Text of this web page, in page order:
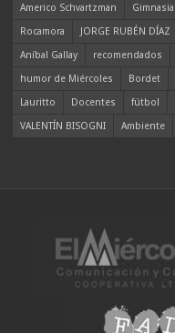
Americo Schvartzman Gimnasia
Rocamora
JORGE RUBÉN DÍAZ
Aníbal Gallay
recomendados
humor de Miércoles
Bordet
Lauritto
Docentes fútbol
VALENTÍN BISOGNI
Ambiente